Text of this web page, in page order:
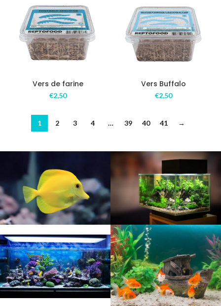
Vers de farine
€2,50
Vers Buffalo
€2,50
1 2 3 4 … 39 40 41 →